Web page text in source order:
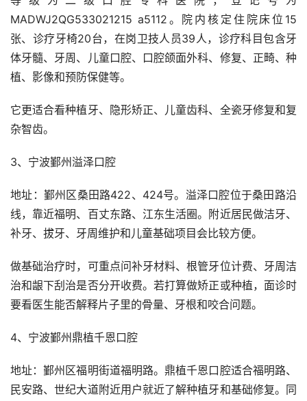
MADWJ2QG533021215 a5112。院内核定住院床位15
张、诊疗牙椅20台，在岗卫技人员39人，诊疗科目包含牙
体牙髓、牙周、儿童口腔、口腔颌面外科、修复、正畸、种
植、影像和预防保健等。
它更适合看种植牙、隐形矫正、儿童齿科、全瓷牙修复和复
杂智齿。
3、宁波鄞州溢泽口腔
地址：鄞州区桑田路422、424号。溢泽口腔位于桑田路沿
线，靠近福明、百丈东路、江东生活圈。附近居民做洁牙、
补牙、拔牙、牙周维护和儿童基础项目会比较方便。
做基础治疗时，可重点问补牙材料、根管牙位计费、牙周洁
治和龈下刮治是否分开收费。若打算做矫正或种植，面诊时
要看医生能否解释片子里的骨量、牙根和咬合问题。
4、宁波鄞州鼎植千恩口腔
地址：鄞州区福明街道福明路。鼎植千恩口腔适合福明路、
民安路、世纪大道附近用户就近了解种植牙和基础修复。同